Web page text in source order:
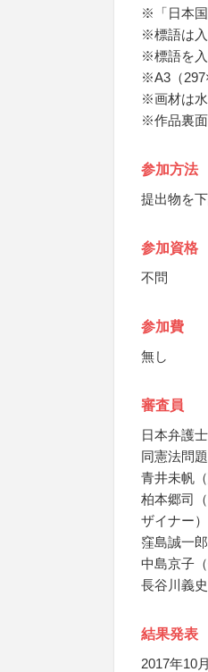
※「日本
※標語は
※標語を入
※A3（
※画材は
※作品裏面
参加方法
提出物を
参加資格
不問
参加費
無し
審査員
日本弁護
同憲法問
青井未帆（
柏本郷司
ザイナー）
窪島誠一
中島京子（
長谷川義
結果発表
2017年10